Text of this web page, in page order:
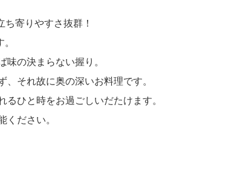
寄りやすさ抜群！
の決まらない握り。
それ故に奥の深いお料理です。
ひと時をお過ごしいだたけます。
ださい。